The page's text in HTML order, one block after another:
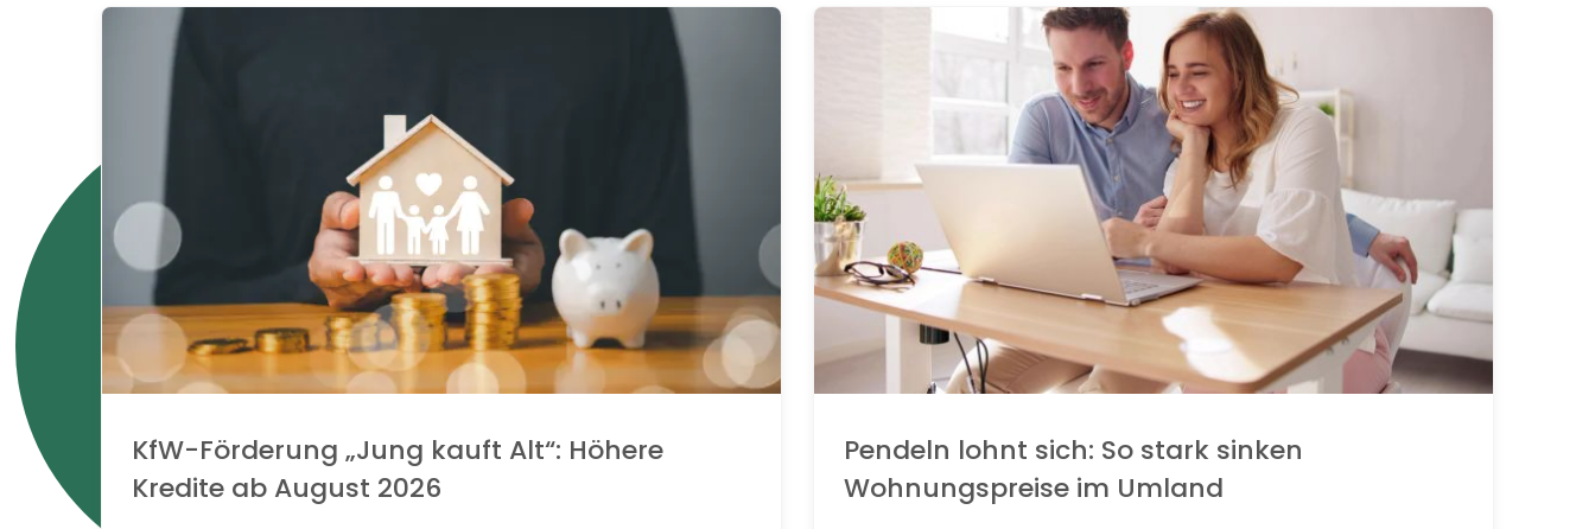
KfW-Förderung „Jung kauft Alt“: Höhere
Kredite ab August 2026
Pendeln lohnt sich: So stark sinken
Wohnungspreise im Umland